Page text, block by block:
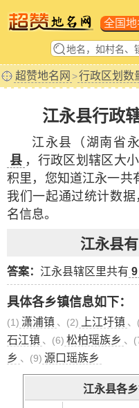
全国地
超赞地名网 >行政区划数
江永县行政
江永县（湖南省
县 ，行政区划辖区大
积里，您知道江永一共
我们一起通过统计数
名信息。
江永县
答案： 江永县辖区里共有 9
具体各乡镇信息如下：
(1) 潇浦镇 、(2) 上江圩镇
石江镇 、(6) 松柏瑶族乡 、
乡 、(9) 源口瑶族乡
江永县各